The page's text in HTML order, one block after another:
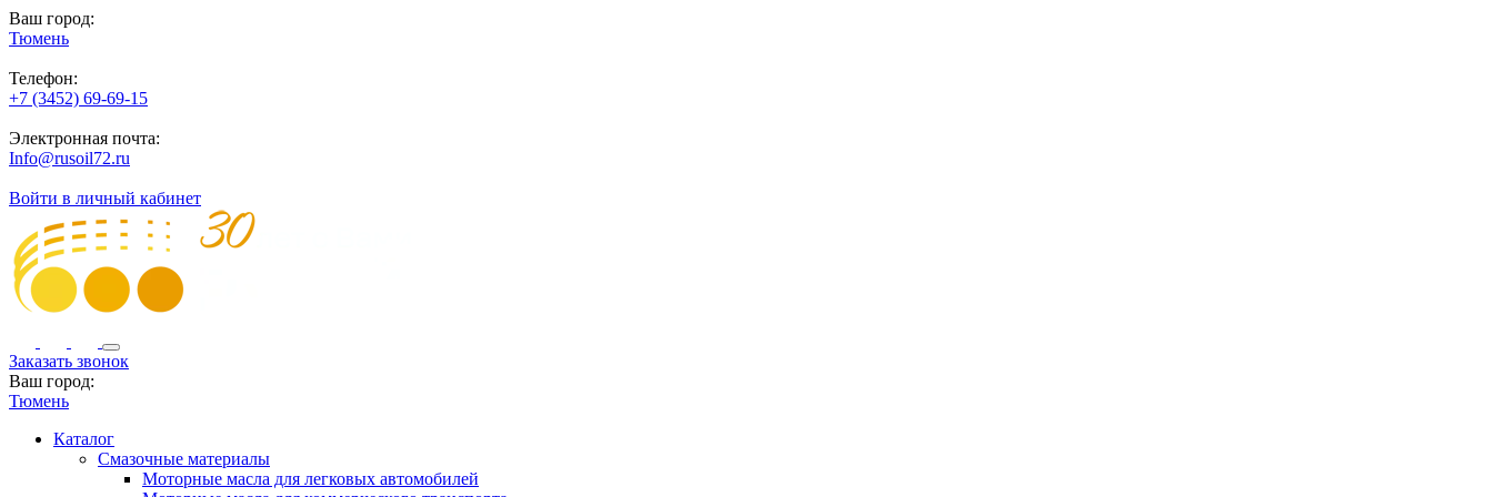
Ваш город:
Тюмень
Телефон:
+7 (3452) 69-69-15
Электронная почта:
Info@rusoil72.ru
Войти в личный кабинет
Заказать звонок
Ваш город:
Тюмень
Каталог
Смазочные материалы
Моторные масла для легковых автомобилей